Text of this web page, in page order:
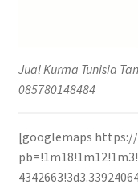
Jual Kurma Tunisia
085780148484
[googlemaps